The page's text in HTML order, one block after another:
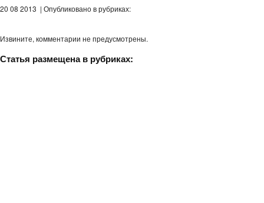
20 08 2013 | Опубликовано в рубриках:
Извините, комментарии не предусмотрены.
Статья размещена в рубриках: